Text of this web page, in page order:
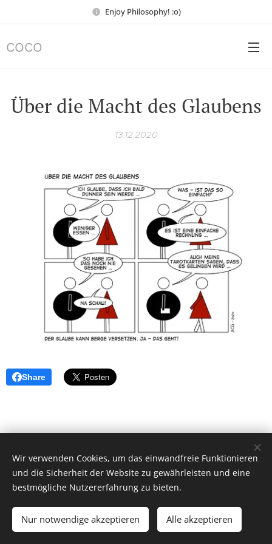
Enjoy Philosophy! :o)
COCO
Über die Macht des Glaubens
13.12.2020
Share
© 2026 by Dr. Andrea Christoph-Gaugusch
All rights reserved.
Cookies
Wir verwenden Cookies, um das einwandfreie Funktionieren
und die Sicherheit der Website zu gewährleisten und eine
bestmögliche Nutzererfahrung zu bieten.
Nur notwendige akzeptieren Alle akzeptieren